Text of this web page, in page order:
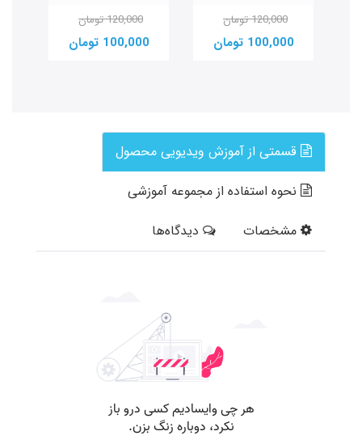
120,000 تومان
100,000 تومان
120,000 تومان
100,000 تومان
قسمتی از آموزش ویدیویی محصول
نحوه استفاده از مجموعه آموزشی
مشخصات
دیدگاه‌ها